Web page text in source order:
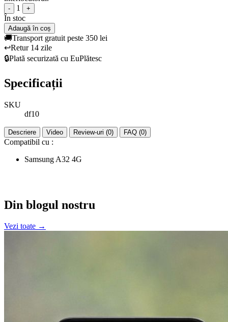
- 1 +
În stoc
Adaugă în coș
🚚Transport gratuit peste 350 lei
↩️Retur 14 zile
🔒Plată securizată cu EuPlătesc
Specificații
SKU
df10
Descriere Video Review-uri (0) FAQ (0)
Compatibil cu :
Samsung A32 4G
Din blogul nostru
Vezi toate →